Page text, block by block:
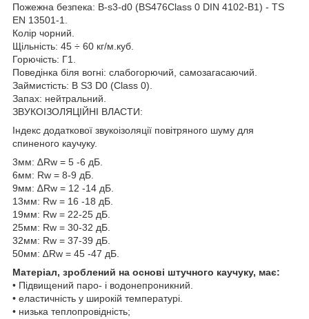
Пожежна безпека: B-s3-d0 (BS476Class 0 DIN 4102-B1) - TS
EN 13501-1.
Колір чорний.
Щільність: 45 ÷ 60 кг/м.куб.
Горючість: Г1.
Поведінка біля вогні: слабогорючий, самозагасаючий.
Займистість: B S3 D0 (Class 0).
Запах: нейтральний.
ЗВУКОІЗОЛЯЦІЙНІ ВЛАСТИ:
Індекс додаткової звукоізоляції повітряного шуму для
спиненого каучуку.
3мм: ∆Rw = 5 -6 дБ.
6мм: Rw = 8-9 дБ.
9мм: ∆Rw = 12 -14 дБ.
13мм: Rw = 16 -18 дБ.
19мм: Rw = 22-25 дБ.
25мм: Rw = 30-32 дБ.
32мм: Rw = 37-39 дБ.
50мм: ∆Rw = 45 -47 дБ.
Матеріал, зроблений на основі штучного каучуку, має:
• Підвищений паро- і водонепроникний.
• еластичність у широкій температурі.
• низька теплопровідність;